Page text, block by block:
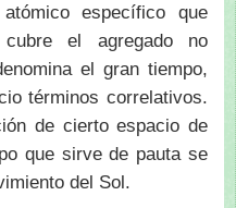
específico que
el agregado no
el gran tiempo,
términos correlativos.
de cierto espacio de
que sirve de pauta se
del Sol.